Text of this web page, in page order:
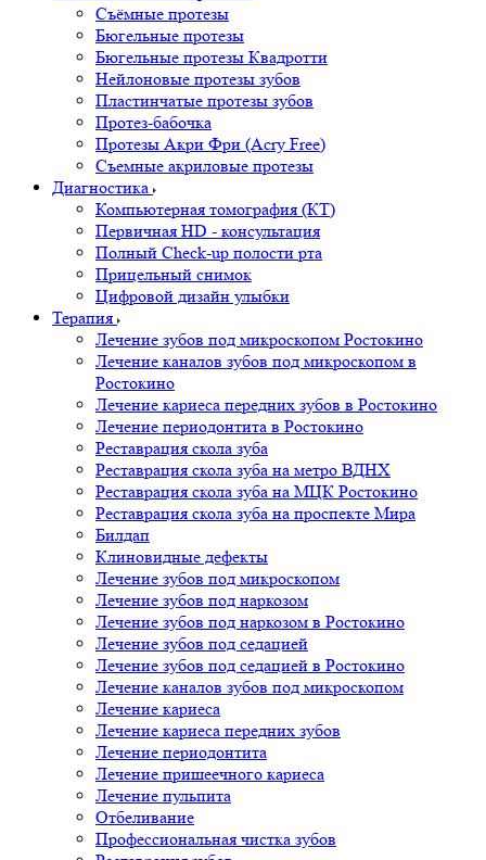
Съёмные протезы
Бюгельные протезы
Бюгельные протезы Квадротти
Нейлоновые протезы зубов
Пластинчатые протезы зубов
Протез-бабочка
Протезы Акри Фри (Acry Free)
Съемные акриловые протезы
Диагностика
Компьютерная томография (КТ)
Первичная HD - консультация
Полный Check-up полости рта
Прицельный снимок
Цифровой дизайн улыбки
Терапия
Лечение зубов под микроскопом Ростокино
Лечение каналов зубов под микроскопом в
Ростокино
Лечение кариеса передних зубов в Ростокино
Лечение периодонтита в Ростокино
Реставрация скола зуба
Реставрация скола зуба на метро ВДНХ
Реставрация скола зуба на МЦК Ростокино
Реставрация скола зуба на проспекте Мира
Билдап
Клиновидные дефекты
Лечение зубов под микроскопом
Лечение зубов под наркозом
Лечение зубов под наркозом в Ростокино
Лечение зубов под седацией
Лечение зубов под седацией в Ростокино
Лечение каналов зубов под микроскопом
Лечение кариеса
Лечение кариеса передних зубов
Лечение периодонтита
Лечение пришеечного кариеса
Лечение пульпита
Отбеливание
Профессиональная чистка зубов